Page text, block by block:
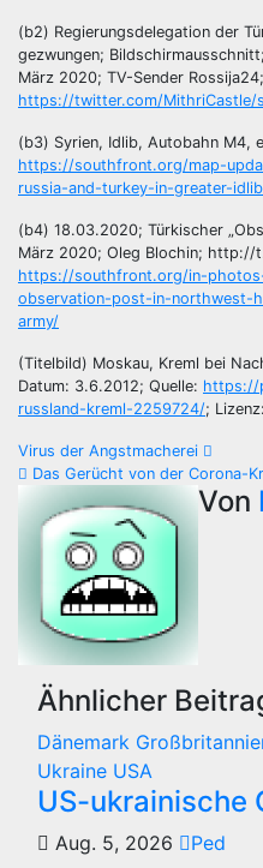
(b2) Regierungsdelegation der
gezwungen;
März 2020; TV-Sender Rossija24;
https://twitter.com/MithriCastle/
(b3) Syrien, Idlib, Autobahn M4,
https://southfront.org/map-
russia-and-turkey-in-greater-
(b4) 18.03.2020; Türkischer
März 2020; Oleg Blochin; http://
https://southfront.org/in-
observation-post-in-northwest-
army/
(Titelbild) Moskau, Kreml bei
Datum: 3.6.2012; Quelle: https://
russland-kreml-2259724/;
Virus der Angstmacherei
Das Gerücht von der Corona-
Von
Ähnlicher
Dänemark
Ukraine USA
US-ukrainische
Aug. 5, 2026
Ped